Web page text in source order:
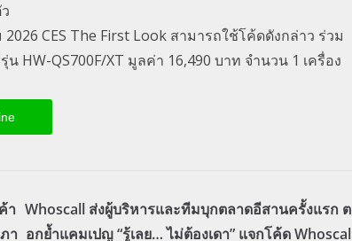
CES The First Look สามารถใช้โค้ดดังกล่าว ร่วม
HW-QS700F/XT มูลค่า 16,490 บาท จำนวน 1 เครื่อง
า
า
Whoscall ส่งผู้บริหารและทีมบุกตลาดอีสานครั้งแรก ต
อกย้ำแคมเปญ “รู้เลย… ไม่ต้องเดา” แจกโค้ด Whoscal